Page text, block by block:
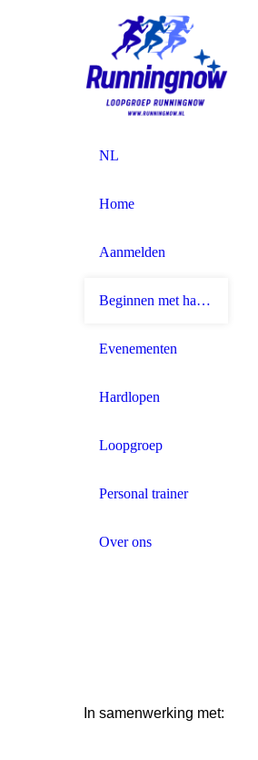
NL
Home
Aanmelden
Beginnen met hardlopen
Evenementen
Hardlopen
Loopgroep
Personal trainer
Over ons
In samenwerking met: